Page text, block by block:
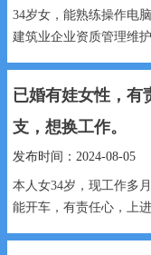
34岁女，能熟练操作电
建筑业企业资质管理维
已婚有娃女性，有
支，想换工作。
发布时间：2024-08-05
本人女34岁，现工作多
能开车，有责任心，上